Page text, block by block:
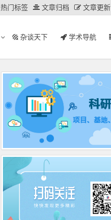
热门标签 文章归档 文章更新
杂谈天下 学术导航